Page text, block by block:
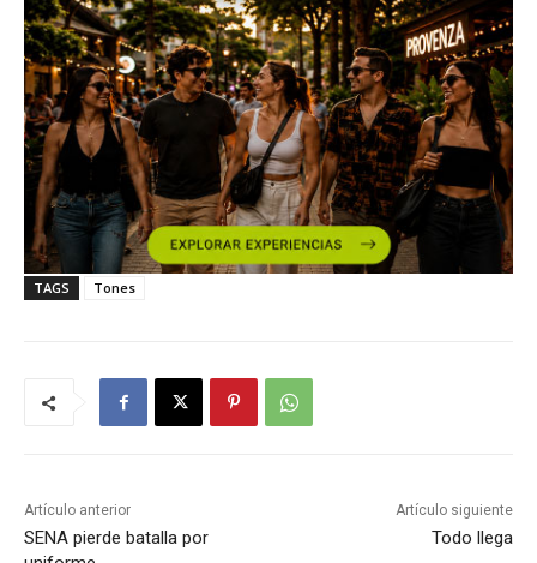
TAGS Tones
Artículo anterior
SENA pierde batalla por
Artículo siguiente
Todo llega